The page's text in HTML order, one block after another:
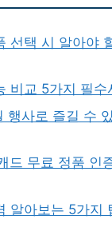
선택 시 알아야
비교 5가지 필수
행사로 즐길 수
드 무료 정품 인
알아보는 5가지